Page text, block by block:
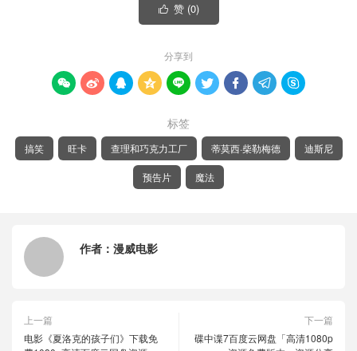
 赞 (0)
分享到
        
标签
搞笑 旺卡 查理和巧克力工厂 蒂莫西·柴勒梅德 迪斯尼
预告片 魔法
作者： 漫威电影
上一篇
电影《夏洛克的孩子们》下载免
下一篇
碟中谍7百度云网盘「高清1080p